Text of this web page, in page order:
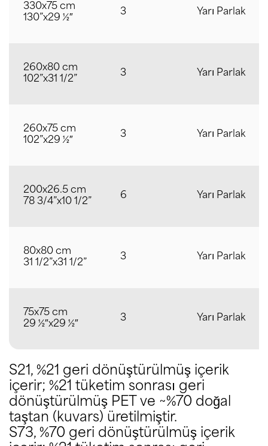
330x75 cm
130”x29 ½″
3 Yarı Parlak
260x80 cm
102”x31 1/2”
3 Yarı Parlak
260x75 cm
102”x29 ½″
3 Yarı Parlak
200x26.5 cm
78 3/4”x10 1/2”
6 Yarı Parlak
80x80 cm
31 1/2”x31 1/2”
3 Yarı Parlak
75x75 cm
29 ½″x29 ½″
3 Yarı Parlak
S21, %21 geri dönüştürülmüş içerik
içerir; %21 tüketim sonrası geri
dönüştürülmüş PET ve ~%70 doğal
taştan (kuvars) üretilmiştir.
S73, %70 geri dönüştürülmüş içerik